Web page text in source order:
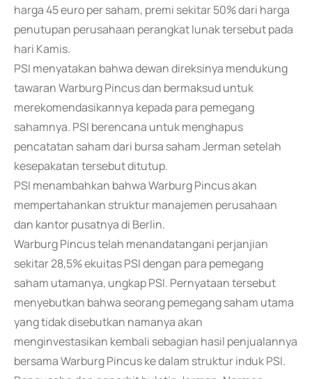
harga 45 euro per saham, premi sekitar 50% dari harga
penutupan perusahaan perangkat lunak tersebut pada
hari Kamis.
PSI menyatakan bahwa dewan direksinya mendukung
tawaran Warburg Pincus dan bermaksud untuk
merekomendasikannya kepada para pemegang
sahamnya. PSI berencana untuk menghapus
pencatatan saham dari bursa saham Jerman setelah
kesepakatan tersebut ditutup.
PSI menambahkan bahwa Warburg Pincus akan
mempertahankan struktur manajemen perusahaan
dan kantor pusatnya di Berlin.
Warburg Pincus telah menandatangani perjanjian
sekitar 28,5% ekuitas PSI dengan para pemegang
saham utamanya, ungkap PSI. Pernyataan tersebut
menyebutkan bahwa seorang pemegang saham utama
yang tidak disebutkan namanya akan
menginvestasikan kembali sebagian hasil penjualannya
bersama Warburg Pincus ke dalam struktur induk PSI.